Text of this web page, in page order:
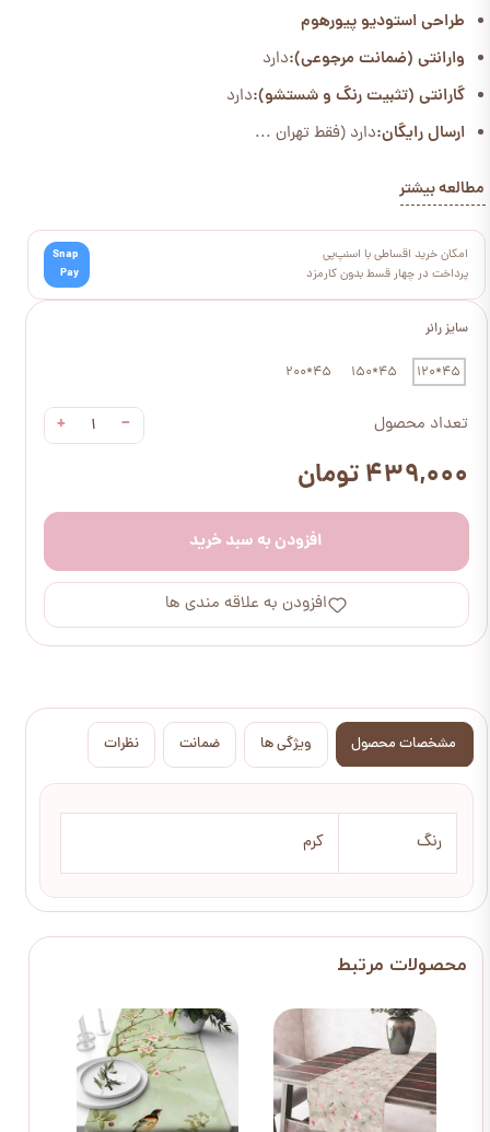
سایز رانر
45*120
45*150
45*200
تعداد محصول −
+
۴۳۹,۰۰۰ تومان
افزودن به سبد خرید
افزودن به علاقه مندی ها
طراحی استودیو پیورهوم
وارانتی (ضمانت مرجوعی):دارد
گارانتی (تثبیت رنگ و شستشو):دارد
ارسال رایگان:دارد (فقط تهران ...
مطالعه بیشتر
امکان خرید اقساطی با اسنپ‌پی
پرداخت در چهار قسط بدون کارمزد
Snap
Pay
مشخصات محصول ویژگی ها ضمانت نظرات
رنگ کرم